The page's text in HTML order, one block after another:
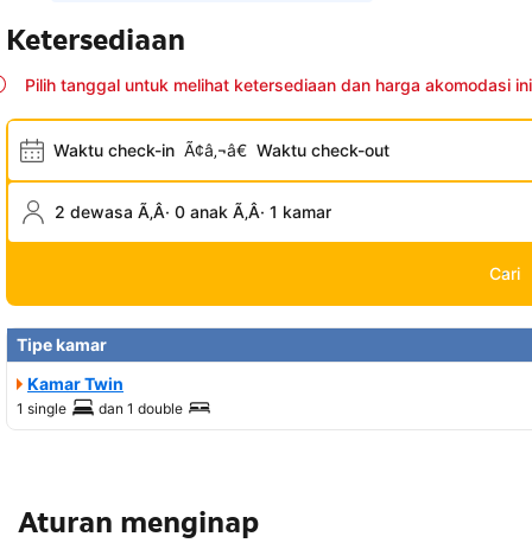
Ketersediaan
Pilih tanggal untuk melihat ketersediaan dan harga akomodasi ini
Waktu check-in Ã¢â‚¬â€ Waktu check-out
2 dewasa Ã‚Â· 0 anak Ã‚Â· 1 kamar
Cari
Tipe kamar
Kamar Twin
1 single dan 1 double
Aturan menginap